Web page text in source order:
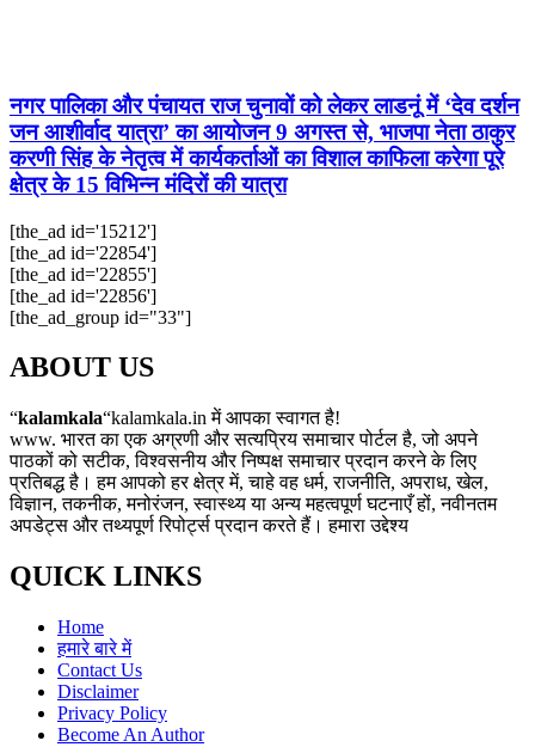
नगर पालिका और पंचायत राज चुनावों को लेकर लाडनूं में ‘देव दर्शन
जन आशीर्वाद यात्रा’ का आयोजन 9 अगस्त से, भाजपा नेता ठाकुर
करणी सिंह के नेतृत्व में कार्यकर्ताओं का विशाल काफिला करेगा पूरे
क्षेत्र के 15 विभिन्न मंदिरों की यात्रा
[the_ad id='15212']
[the_ad id='22854']
[the_ad id='22855']
[the_ad id='22856']
[the_ad_group id="33"]
ABOUT US
“kalamkala“kalamkala.in में आपका स्वागत है!
www. भारत का एक अग्रणी और सत्यप्रिय समाचार पोर्टल है, जो अपने
पाठकों को सटीक, विश्वसनीय और निष्पक्ष समाचार प्रदान करने के लिए
प्रतिबद्ध है। हम आपको हर क्षेत्र में, चाहे वह धर्म, राजनीति, अपराध, खेल,
विज्ञान, तकनीक, मनोरंजन, स्वास्थ्य या अन्य महत्वपूर्ण घटनाएँ हों, नवीनतम
अपडेट्स और तथ्यपूर्ण रिपोर्ट्स प्रदान करते हैं। हमारा उद्देश्य
QUICK LINKS
Home
हमारे बारे में
Contact Us
Disclaimer
Privacy Policy
Become An Author